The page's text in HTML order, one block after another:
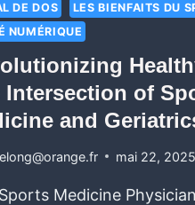
DE DOS
LES BIENFAITS DU
NUMÉRIQUE
Intersection of
and
mai 22, 2025
Medicine